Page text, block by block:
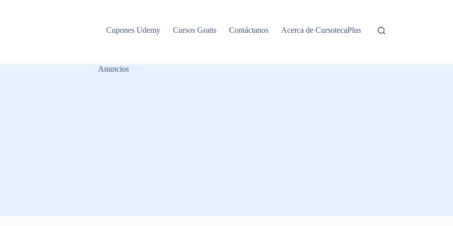
Cupones Udemy Cursos Gratis Contáctanos Acerca de CursotecaPlus
Anuncios